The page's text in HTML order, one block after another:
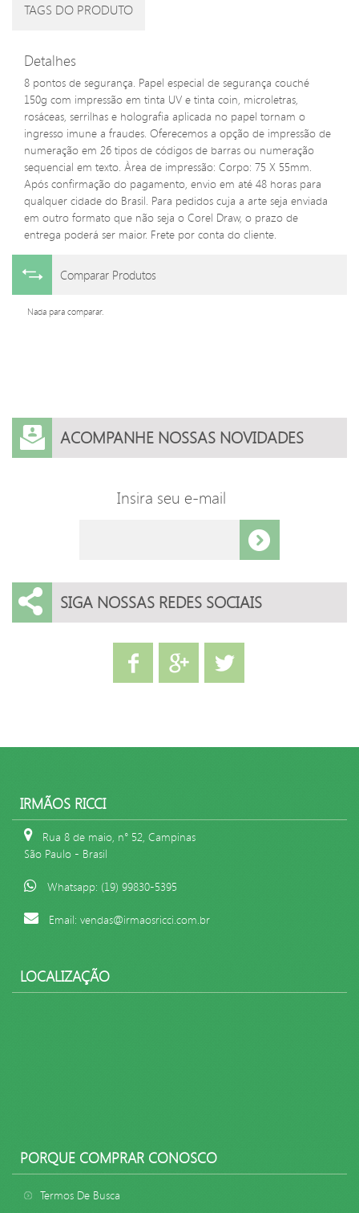
TAGS DO PRODUTO
Detalhes
8 pontos de segurança. Papel especial de segurança couché
150g com impressão em tinta UV e tinta coin, microletras,
rosáceas, serrilhas e holografia aplicada no papel tornam o
ingresso imune a fraudes. Oferecemos a opção de impressão de
numeração em 26 tipos de códigos de barras ou numeração
sequencial em texto. Àrea de impressão: Corpo: 75 X 55mm.
Após confirmação do pagamento, envio em até 48 horas para
qualquer cidade do Brasil. Para pedidos cuja a arte seja enviada
em outro formato que não seja o Corel Draw, o prazo de
entrega poderá ser maior. Frete por conta do cliente.
Comparar Produtos
Nada para comparar.
ACOMPANHE NOSSAS NOVIDADES
Insira seu e-mail
SIGA NOSSAS REDES SOCIAIS
IRMÃOS RICCI
Rua 8 de maio, n° 52, Campinas
São Paulo - Brasil
Whatsapp: (19) 99830-5395
Email: vendas@irmaosricci.com.br
LOCALIZAÇÃO
PORQUE COMPRAR CONOSCO
Termos De Busca